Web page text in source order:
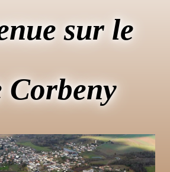
sur le
Corbeny